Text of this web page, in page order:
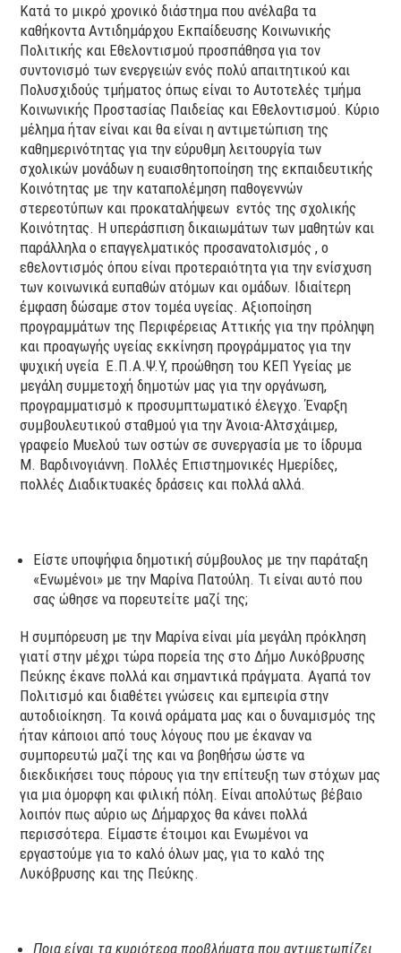
Κατά το μικρό χρονικό διάστημα που ανέλαβα τα
καθήκοντα Αντιδημάρχου Εκπαίδευσης Κοινωνικής
Πολιτικής και Εθελοντισμού προσπάθησα για τον
συντονισμό των ενεργειών ενός πολύ απαιτητικού και
Πολυσχιδούς τμήματος όπως είναι το Αυτοτελές τμήμα
Κοινωνικής Προστασίας Παιδείας και Εθελοντισμού. Κύριο
μέλημα ήταν είναι και θα είναι η αντιμετώπιση της
καθημερινότητας για την εύρυθμη λειτουργία των
σχολικών μονάδων η ευαισθητοποίηση της εκπαιδευτικής
Κοινότητας με την καταπολέμηση παθογεννών
στερεοτύπων και προκαταλήψεων εντός της σχολικής
Κοινότητας. Η υπεράσπιση δικαιωμάτων των μαθητών και
παράλληλα ο επαγγελματικός προσανατολισμός , ο
εθελοντισμός όπου είναι προτεραιότητα για την ενίσχυση
των κοινωνικά ευπαθών ατόμων και ομάδων. Ιδιαίτερη
έμφαση δώσαμε στον τομέα υγείας. Αξιοποίηση
προγραμμάτων της Περιφέρειας Αττικής για την πρόληψη
και προαγωγής υγείας εκκίνηση προγράμματος για την
ψυχική υγεία Ε.Π.Α.Ψ.Υ, προώθηση του ΚΕΠ Υγείας με
μεγάλη συμμετοχή δημοτών μας για την οργάνωση,
προγραμματισμό κ προσυμπτωματικό έλεγχο. Έναρξη
συμβουλευτικού σταθμού για την Άνοια-Αλτσχάιμερ,
γραφείο Μυελού των οστών σε συνεργασία με το ίδρυμα
Μ. Βαρδινογιάννη. Πολλές Επιστημονικές Ημερίδες,
πολλές Διαδικτυακές δράσεις και πολλά αλλά.
Είστε υποψήφια δημοτική σύμβουλος με την παράταξη
«Ενωμένοι» με την Μαρίνα Πατούλη. Τι είναι αυτό που
σας ώθησε να πορευτείτε μαζί της;
Η συμπόρευση με την Μαρίνα είναι μία μεγάλη πρόκληση
γιατί στην μέχρι τώρα πορεία της στο Δήμο Λυκόβρυσης
Πεύκης έκανε πολλά και σημαντικά πράγματα. Αγαπά τον
Πολιτισμό και διαθέτει γνώσεις και εμπειρία στην
αυτοδιοίκηση. Τα κοινά οράματα μας και ο δυναμισμός της
ήταν κάποιοι από τους λόγους που με έκαναν να
συμπορευτώ μαζί της και να βοηθήσω ώστε να
διεκδικήσει τους πόρους για την επίτευξη των στόχων μας
για μια όμορφη και φιλική πόλη. Είναι απολύτως βέβαιο
λοιπόν πως αύριο ως Δήμαρχος θα κάνει πολλά
περισσότερα. Είμαστε έτοιμοι και Ενωμένοι να
εργαστούμε για το καλό όλων μας, για το καλό της
Λυκόβρυσης και της Πεύκης.
Ποια είναι τα κυριότερα προβλήματα που αντιμετωπίζει